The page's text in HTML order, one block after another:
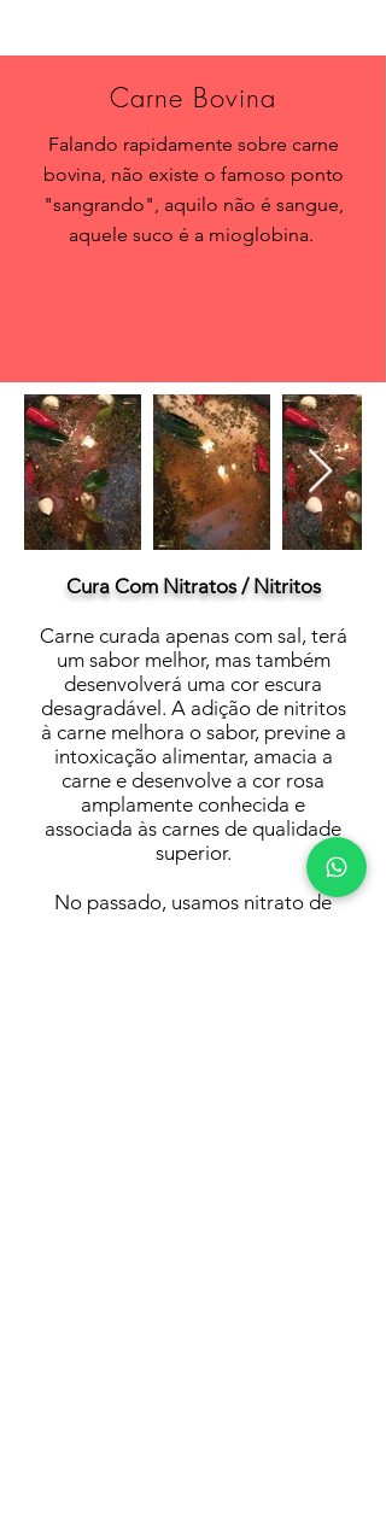
Carne Bovina
Falando rapidamente sobre carne
bovina, não existe o famoso ponto
"sangrando", aquilo não é sangue,
aquele suco é a mioglobina.
Cura Com Nitratos / Nitritos
Carne curada apenas com sal, terá
um sabor melhor, mas também
desenvolverá uma cor escura
desagradável. A adição de nitritos
à carne melhora o sabor, previne a
intoxicação alimentar, amacia a
carne e desenvolve a cor rosa
amplamente conhecida e
associada às carnes de qualidade
superior.
No passado, usamos nitrato de